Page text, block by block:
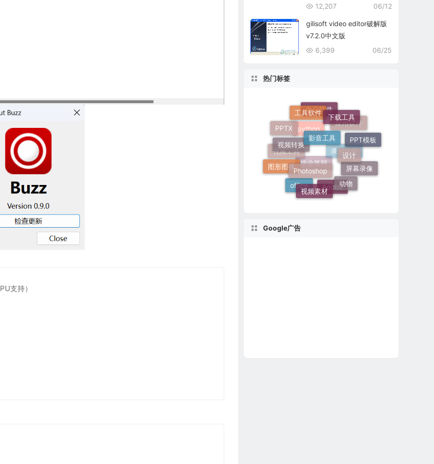
支持）
06/12
12,207
gilisoft video editor破解版
v7.2.0中文版
06/25
6,399
热门标签
python
办公软件
应用软件
录屏软件
毕业答辩
视频工具
PPTX
工具软件 下载工具
PPT模板
屏幕录像
Adobe
office
图形图像
视频转换
影音工具
设计
动物
视频素材
Photoshop
Google广告